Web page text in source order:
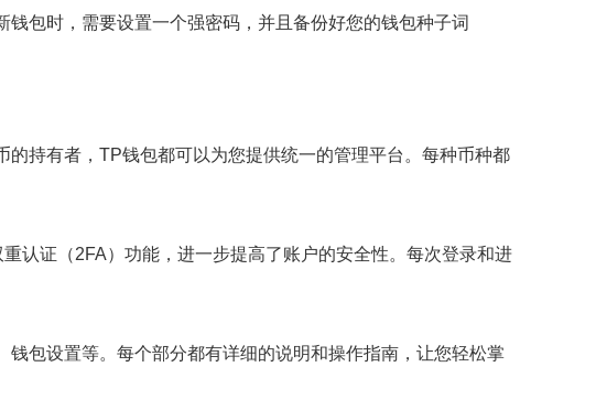
包时，需要设置一个强密码，并且备份好您的钱包种子词
持有者，TP钱包都可以为您提供统一的管理平台。每种币种都
认证（2FA）功能，进一步提高了账户的安全性。每次登录和进
包设置等。每个部分都有详细的说明和操作指南，让您轻松掌